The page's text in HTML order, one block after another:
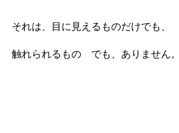
それは、目に見えるものだけでも、
触れられるもの でも、ありません。